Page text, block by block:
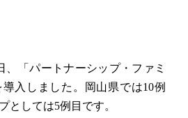
、「パートナーシップ・ファミ
入しました。岡山県では10例
としては5例目です。